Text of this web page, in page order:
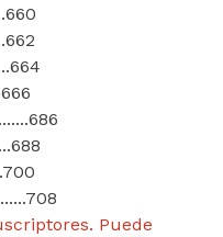
Puede